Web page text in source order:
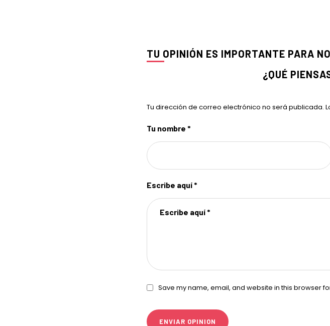
TU OPINIÓN ES IMPORTANTE PARA
¿QUÉ
Tu dirección de correo electrónico no será publicada.
Escribe aquí *
Tu nombre *
Save my name, email, and website in this browser
ENVIAR OPINION